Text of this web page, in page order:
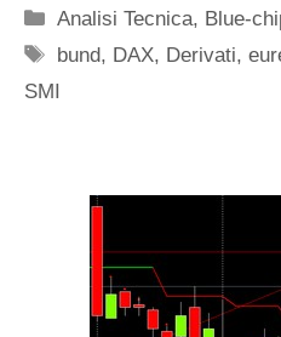
Categorie
Analisi Tecnica, Blue-
Tag
bund, DAX, Derivati,
SMI